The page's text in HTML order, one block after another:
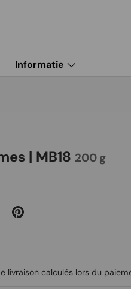
Informatie
| MB18 200 g
livraison calculés lors du